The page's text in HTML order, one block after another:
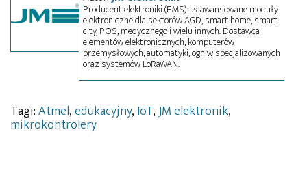
Producent elektroniki (EMS): zaawansowane moduły
elektroniczne dla sektorów AGD, smart home, smart
city, POS, medycznego i wielu innych. Dostawca
elementów elektronicznych, komputerów
przemysłowych, automatyki, ogniw specjalizowanych
oraz systemów LoRaWAN.
Tagi:Atmel,edukacyjny, IoT,JM elektronik,
mikrokontrolery